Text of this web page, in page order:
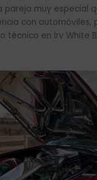
pareja muy especial
con automóviles,
técnico en Irv White